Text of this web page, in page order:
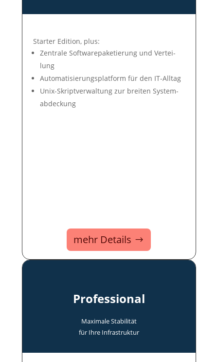
Star­ter Edit­ion, plus:
Zen­tra­le Soft­ware­pa­ke­tie­rung und Ver­tei­
lung
Auto­mati­sie­rungs­plat­form für den IT-All­tag
Unix-Skript­ver­wal­tung zur brei­ten Sys­tem­
ab­deck­ung
mehr Details
Professional
Maxi­male Stabi­lität
für Ihre In­fra­struk­tur